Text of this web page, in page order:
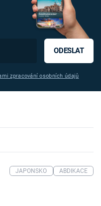
ODESLAT
zpracování osobních údajů
JAPONSKO ABDIKACE